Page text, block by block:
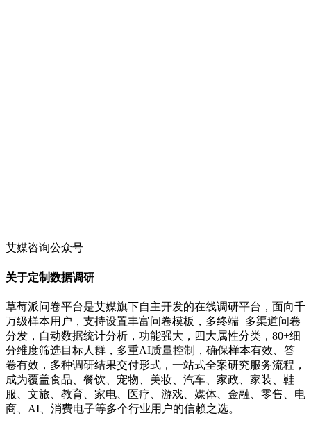
艾媒咨询公众号
关于定制数据调研
草莓派问卷平台是艾媒旗下自主开发的在线调研平台，面向千
万级样本用户，支持设置丰富问卷模板，多终端+多渠道问卷
分发，自动数据统计分析，功能强大，四大属性分类，80+细
分维度筛选目标人群，多重AI质量控制，确保样本有效、答
卷有效，多种调研结果交付形式，一站式全案研究服务流程，
成为覆盖食品、餐饮、宠物、美妆、汽车、家政、家装、鞋
服、文旅、教育、家电、医疗、游戏、媒体、金融、零售、电
商、AI、消费电子等多个行业用户的信赖之选。